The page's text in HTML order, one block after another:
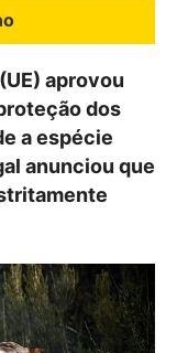
aprovou
dos
a espécie
anunciou que